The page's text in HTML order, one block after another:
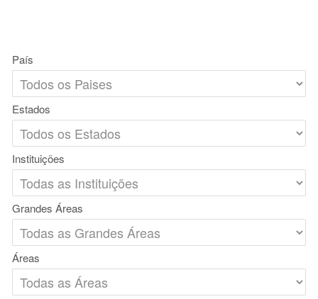
País
Estados
Instituições
Grandes Áreas
Áreas